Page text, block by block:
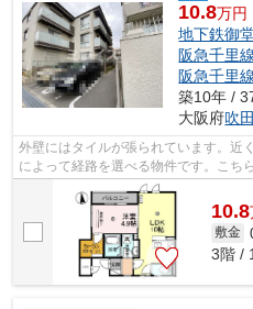
10.8万円
地下鉄御
阪急千里線
阪急千里線
築10年 /
大阪府吹
外壁にはタイルが張られています。近
によって経路を選べる物件です。こち
ます。共用部には敷地内ごみ置き場・エ
10.8
敷金
3階 /